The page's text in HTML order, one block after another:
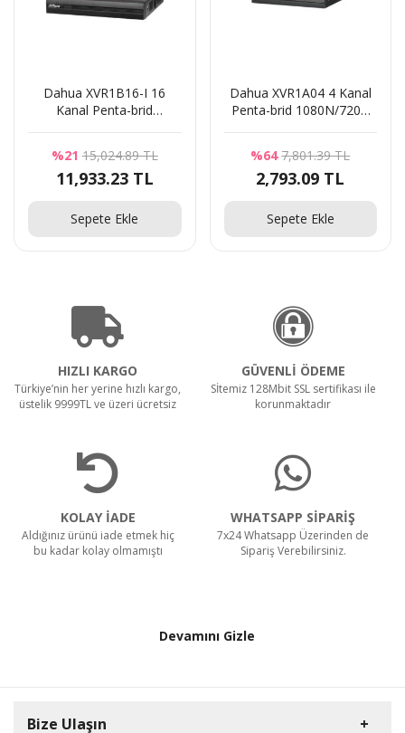
Dahua XVR1B16-I 16
Kanal Penta-brid
Video Kaydedici
%21 15,024.89 TL
11,933.23 TL
Sepete Ekle
Dahua XVR1A04 4 Kanal
Penta-brid 1080N/720P
%64 7,801.39 TL
2,793.09 TL
Sepete Ekle
HIZLI KARGO
Türkiye’nin her yerine hızlı kargo,
üstelik 9999TL ve üzeri ücretsiz
GÜVENLİ ÖDEME
Sİtemiz 128Mbit SSL sertifikası ile
korunmaktadır
KOLAY İADE
Aldığınız ürünü iade etmek hiç
bu kadar kolay olmamıştı
WHATSAPP SİPARİŞ
7x24 Whatsapp Üzerinden de
Sipariş Verebilirsiniz.
Devamını Gizle
Bize Ulaşın